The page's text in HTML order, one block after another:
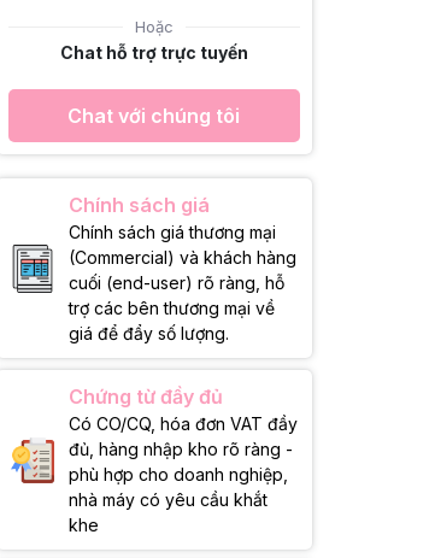
Hoặc
Chat hỗ trợ trực tuyến
Chat với chúng tôi
Chính sách giá
Chính sách giá thương mại
(Commercial) và khách hàng
cuối (end-user) rõ ràng, hỗ
trợ các bên thương mại về
giá để đẩy số lượng.
Chứng từ đầy đủ
Có CO/CQ, hóa đơn VAT đầy
đủ, hàng nhập kho rõ ràng -
phù hợp cho doanh nghiệp,
nhà máy có yêu cầu khắt
khe